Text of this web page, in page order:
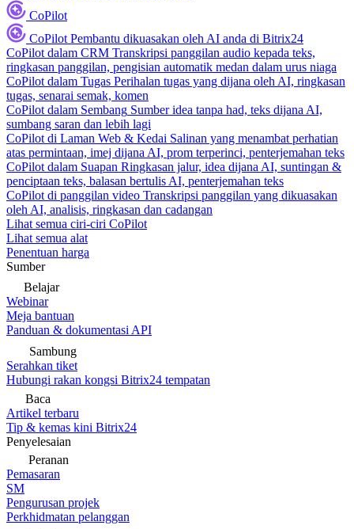
CoPilot
CoPilot Pembantu dikuasakan oleh AI anda di Bitrix24
CoPilot dalam CRM Transkripsi panggilan audio kepada teks,
ringkasan panggilan, pengisian automatik medan dalam urus niaga
CoPilot dalam Tugas Perihalan tugas yang dijana oleh AI, ringkasan
tugas, senarai semak, komen
CoPilot dalam Sembang Sumber idea tanpa had, teks dijana AI,
sumbang saran dan lebih lagi
CoPilot di Laman Web & Kedai Salinan yang menambat perhatian
atas permintaan, imej dijana AI, prom terperinci, penterjemahan teks
CoPilot dalam Suapan Ringkasan jalur, idea dijana AI, suntingan &
penciptaan teks, balasan bertulis AI, penterjemahan teks
CoPilot di panggilan video Transkripsi panggilan yang dikuasakan
oleh AI, analisis, ringkasan dan cadangan
Lihat semua ciri-ciri CoPilot
Lihat semua alat
Penentuan harga
Sumber
Belajar
Webinar
Meja bantuan
Panduan & dokumentasi API
Sambung
Serahkan tiket
Hubungi rakan kongsi Bitrix24 tempatan
Baca
Artikel terbaru
Tip & kemas kini Bitrix24
Penyelesaian
Peranan
Pemasaran
SM
Pengurusan projek
Perkhidmatan pelanggan